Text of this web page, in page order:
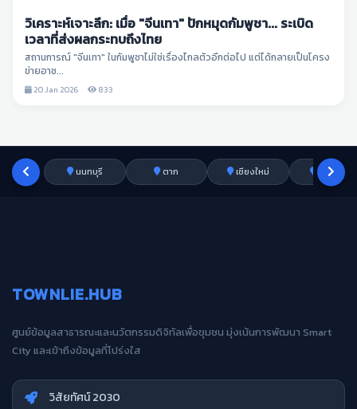
วิเคราะห์เจาะลึก: เมื่อ "จีนเทา" ปักหมุดกัมพูชา... ระเบิด
เวลาที่ส่งผลกระทบถึงไทย
สถานการณ์ "จีนเทา" ในกัมพูชาไม่ใช่เรื่องไกลตัวอีกต่อไป แต่ได้กลายเป็นโครง
ข่ายอาช...
20 Jan 2026 833
นนทบุรี ตาก เชียงใหม่ อ่างทอง
TOWNLIE.HUB
ศูนย์ข้อมูลสาธารณะและนวัตกรรมดิจิทัลเพื่อชุมชน มุ่งเน้นการพัฒนา Smart
City และเข้าถึงข้อมูลที่โปร่งใส
วิสัยทัศน์ 2030